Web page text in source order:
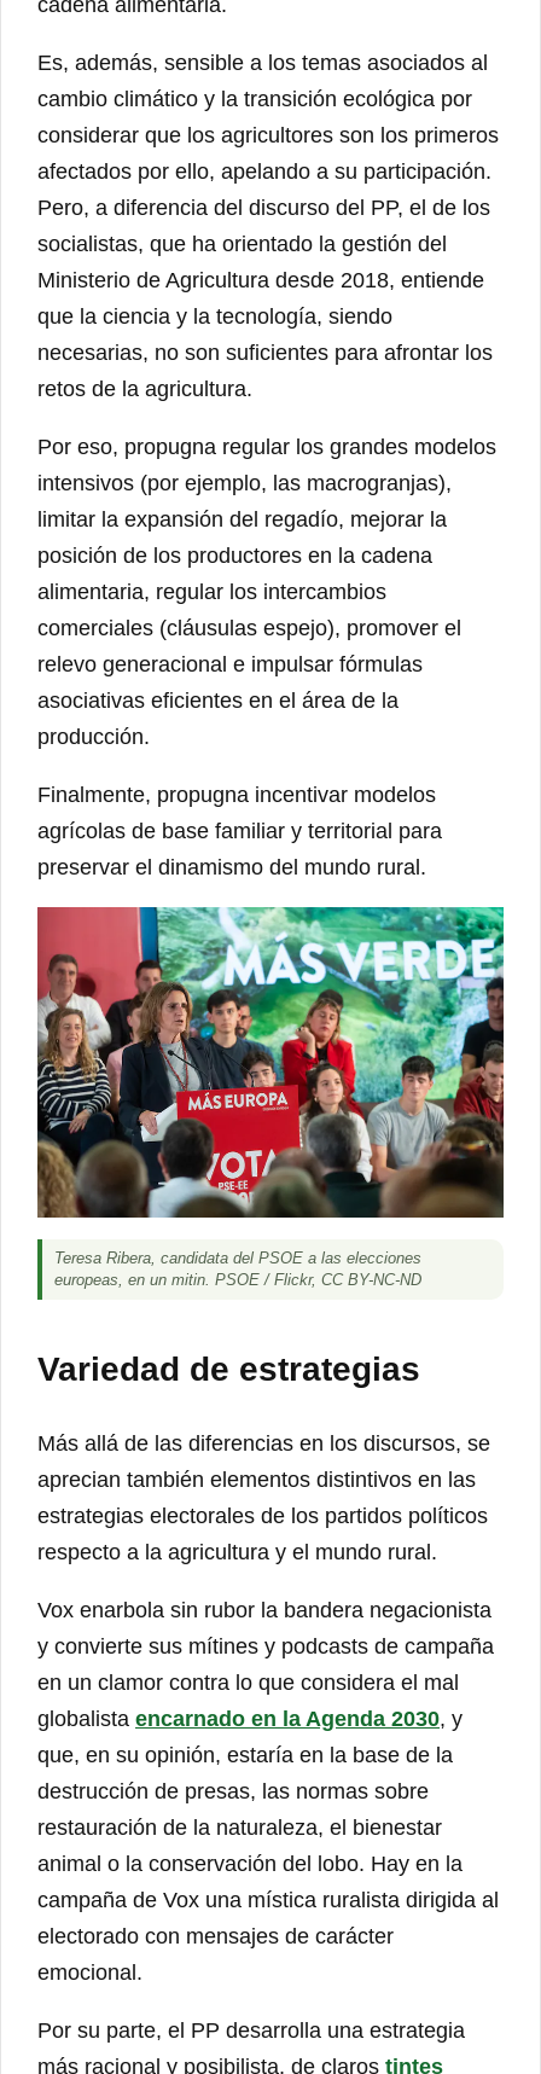
Es, además, sensible a los temas asociados al
cambio climático y la transición ecológica por
considerar que los agricultores son los primeros
afectados por ello, apelando a su participación.
Pero, a diferencia del discurso del PP, el de los
socialistas, que ha orientado la gestión del
Ministerio de Agricultura desde 2018, entiende
que la ciencia y la tecnología, siendo
necesarias, no son suficientes para afrontar los
retos de la agricultura.
Por eso, propugna regular los grandes modelos
intensivos (por ejemplo, las macrogranjas),
limitar la expansión del regadío, mejorar la
posición de los productores en la cadena
alimentaria, regular los intercambios
comerciales (cláusulas espejo), promover el
relevo generacional e impulsar fórmulas
asociativas eficientes en el área de la
producción.
Finalmente, propugna incentivar modelos
agrícolas de base familiar y territorial para
preservar el dinamismo del mundo rural.
Teresa Ribera, candidata del PSOE a las elecciones
europeas, en un mitin. PSOE / Flickr, CC BY-NC-ND
Variedad de estrategias
Más allá de las diferencias en los discursos, se
aprecian también elementos distintivos en las
estrategias electorales de los partidos políticos
respecto a la agricultura y el mundo rural.
Vox enarbola sin rubor la bandera negacionista
y convierte sus mítines y podcasts de campaña
en un clamor contra lo que considera el mal
globalista encarnado en la Agenda 2030, y
que, en su opinión, estaría en la base de la
destrucción de presas, las normas sobre
restauración de la naturaleza, el bienestar
animal o la conservación del lobo. Hay en la
campaña de Vox una mística ruralista dirigida al
electorado con mensajes de carácter
emocional.
Por su parte, el PP desarrolla una estrategia
más racional y posibilista, de claros tintes